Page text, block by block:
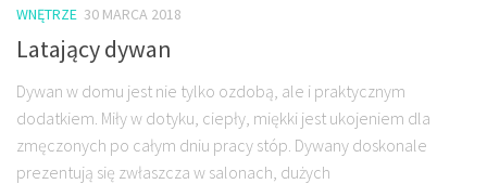
WNĘTRZE 30 MARCA 2018
Latający dywan
Dywan w domu jest nie tylko ozdobą, ale i praktycznym
dodatkiem. Miły w dotyku, ciepły, miękki jest ukojeniem dla
zmęczonych po całym dniu pracy stóp. Dywany doskonale
prezentują się zwłaszcza w salonach, dużych